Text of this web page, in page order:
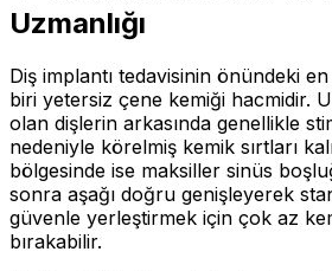
Uzmanlığı
Diş implantı tedavisinin önündeki
biri yetersiz çene kemiği hacmidir.
olan dişlerin arkasında genellikle
nedeniyle körelmiş kemik sırtları
bölgesinde ise maksiller sinüs
sonra aşağı doğru genişleyerek
güvenle yerleştirmek için çok az
bırakabilir.